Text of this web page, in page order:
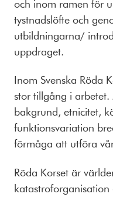
och inom ramen för
tystnadslöfte och
utbildningarna/
uppdraget.
Inom Svenska Röda
stor tillgång i
bakgrund, etnicitet,
funktionsvariation
förmåga att utföra
Röda Korset är